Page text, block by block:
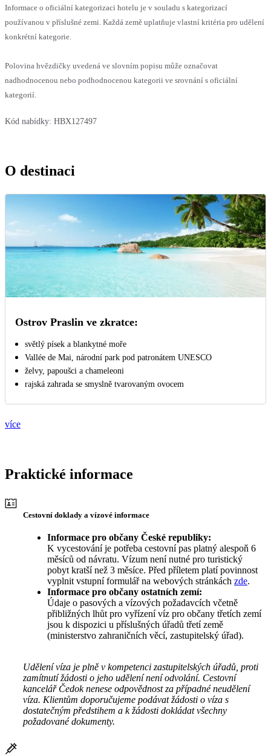
Informace o oficiální kategorizaci hotelu je v souladu s kategorizací
používanou v příslušné zemi. Každá země uplatňuje vlastní kritéria pro udělení
konkrétní kategorie.
Polovina hvězdičky uvedená ve slovním popisu může označovat
nadhodnocenou nebo podhodnocenou kategorii ve srovnání s oficiální
kategorií.
Kód nabídky: HBX127497
O destinaci
Ostrov Praslin ve zkratce:
světlý písek a blankytné moře
Vallée de Mai, národní park pod patronátem UNESCO
želvy, papoušci a chameleoni
rajská zahrada se smyslně tvarovaným ovocem
více
Praktické informace
Cestovní doklady a vízové informace
Informace pro občany České republiky:
K vycestování je potřeba cestovní pas platný alespoň 6
měsíců od návratu. Vízum není nutné pro turistický
pobyt kratší než 3 měsíce. Před příletem platí povinnost
vyplnit vstupní formulář na webových stránkách zde.
Informace pro občany ostatních zemí:
Údaje o pasových a vízových požadavcích včetně
přibližných lhůt pro vyřízení víz pro občany třetích zemí
jsou k dispozici u příslušných úřadů třetí země
(ministerstvo zahraničních věcí, zastupitelský úřad).
Udělení víza je plně v kompetenci zastupitelských úřadů, proti
zamítnutí žádosti o jeho udělení není odvolání. Cestovní
kancelář Čedok nenese odpovědnost za případné neudělení
víza. Klientům doporučujeme podávat žádosti o víza s
dostatečným předstihem a k žádosti dokládat všechny
požadované dokumenty.